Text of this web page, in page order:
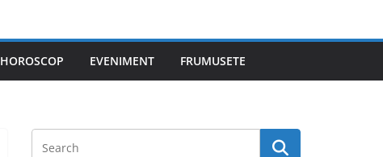
HOROSCOP EVENIMENT FRUMUSETE